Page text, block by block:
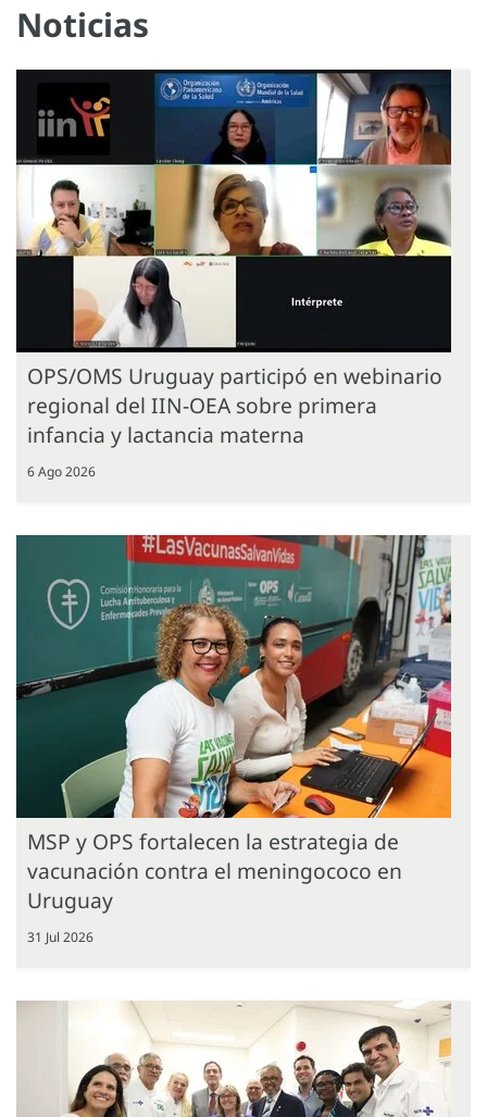
Noticias
OPS/OMS Uruguay participó en webinario
regional del IIN-OEA sobre primera
infancia y lactancia materna
6 Ago 2026
MSP y OPS fortalecen la estrategia de
vacunación contra el meningococo en
Uruguay
31 Jul 2026